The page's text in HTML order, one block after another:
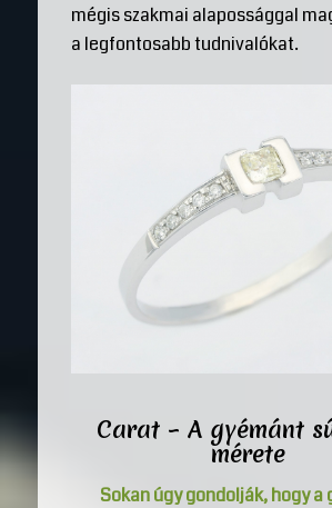
mégis szakmai alapossággal
a legfontosabb tudnivalókat.
Carat – A gyémánt
mérete
Sokan úgy gondolják, hogy a